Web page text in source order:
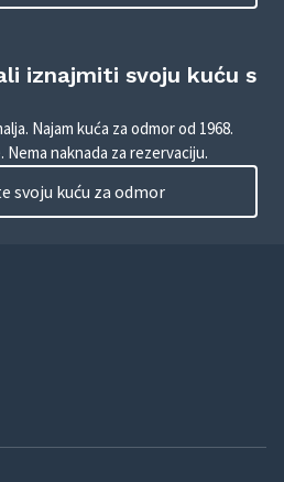
iznajmiti svoju kuću s
Najam kuća za odmor od 1968.
naknada za rezervaciju.
svoju kuću za odmor